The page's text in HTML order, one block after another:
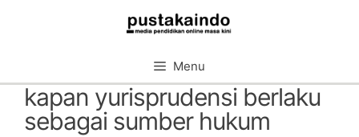
Menu
kapan yurisprudensi berlaku
sebagai sumber hukum